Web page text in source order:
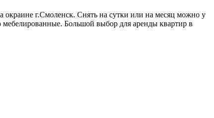
г.Смоленск. Снять на сутки или на месяц можно у
Большой выбор для аренды квартир в